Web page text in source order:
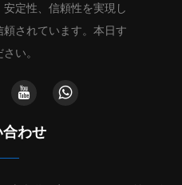
定性、信頼性を実現し
されています。本日す
い。
わせ